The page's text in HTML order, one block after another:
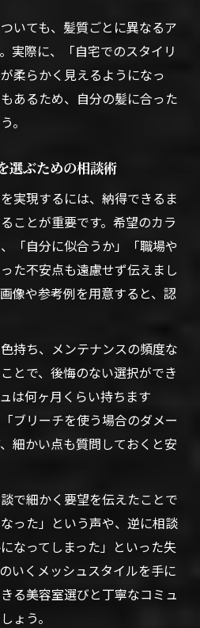
いても、髪質ごとに異なるア
実際に、「自宅でのスタイリ
柔らかく見えるようになっ
あるため、自分の髪に合った
。
選ぶための相談術
実現するには、納得できるま
ことが重要です。希望のカラ
「自分に似合うか」「職場や
た不安点も遠慮せず伝えまし
像や参考例を用意すると、認
持ち、メンテナンスの頻度な
とで、後悔のない選択ができ
は何ヶ月くらい持ちます
ブリーチを使う場合のダメー
細かい点も質問しておくと安
で細かく要望を伝えたことで
った」という声や、逆に相談
なってしまった」といった失
いくメッシュスタイルを手に
る美容室選びと丁寧なコミュ
ょう。